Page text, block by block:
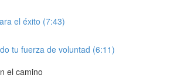
el éxito (7:43)
tu fuerza de voluntad (6:11)
el camino